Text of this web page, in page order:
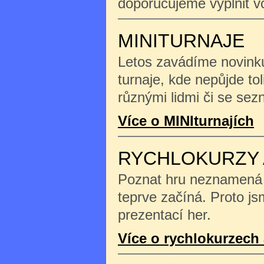
doporučujeme vyplnit
MINITURNAJE
Letos zavádíme
turnaje, kde nepůjde
různými lidmi či se
Více o MINIturnajích
Poznat hru
teprve začíná. Proto
prezentací her.
Více o rychlokurzech